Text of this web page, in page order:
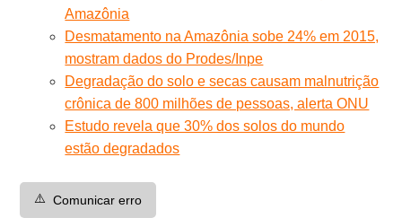
Amazônia
Desmatamento na Amazônia sobe 24% em 2015,
mostram dados do Prodes/Inpe
Degradação do solo e secas causam malnutrição
crônica de 800 milhões de pessoas, alerta ONU
Estudo revela que 30% dos solos do mundo
estão degradados
⚠️ Comunicar erro